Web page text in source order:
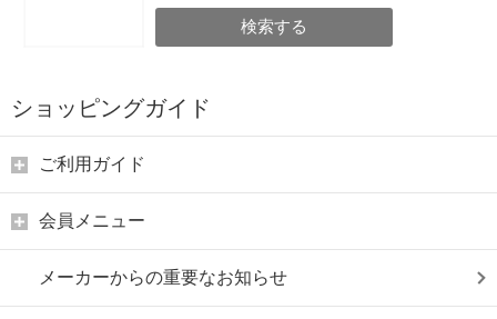
検索する
ショッピングガイド
ご利用ガイド
会員メニュー
メーカーからの重要なお知らせ